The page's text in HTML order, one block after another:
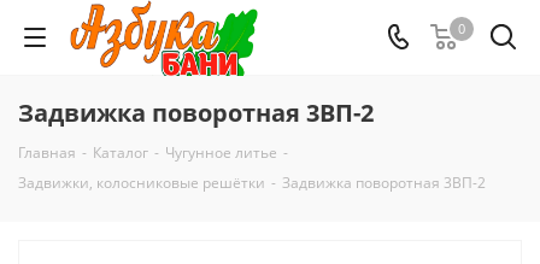
0
Задвижка поворотная 3ВП-2
Главная - Каталог - Чугунное литье -
Задвижки, колосниковые решётки - Задвижка поворотная 3ВП-2